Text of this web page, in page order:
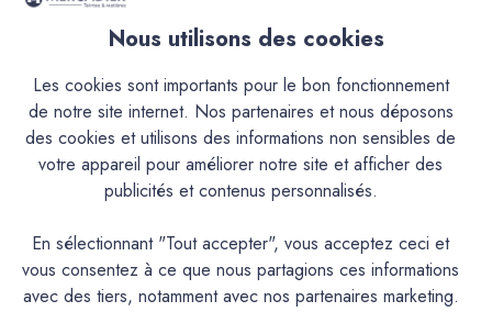
Mercadier
Enduit Béton Coloré - EBC -
Couleur TIKAL - 5,3kg Le
Mercadier
Enduit Béton Coloré - EBC -
Couleur TIKAL - 13,4kg
Nous utilisons des cookies
Les cookies sont importants pour le bon fonctionnement
de notre site internet. Nos partenaires et nous déposons
des cookies et utilisons des informations non sensibles de
votre appareil pour améliorer notre site et afficher des
publicités et contenus personnalisés.
En sélectionnant "Tout accepter", vous acceptez ceci et
vous consentez à ce que nous partagions ces informations
avec des tiers, notamment avec nos partenaires marketing.